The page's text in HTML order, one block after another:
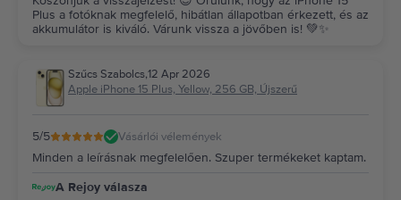
Ellenőrizze itt, hogy mely kártyákkal lehet az iPhone 15 Plus-t
részletfizetéssel megvásárolni.Élvezze a Rejoy.hu rendkívül kedvező
a jó ajánlatok gyorsan elkelnek!
Plus a fotóknak megfelelő, hibátlan állapotban érkezett, és az
akkumulátor is kiváló. Várunk vissza a jövőben is! 💚✨
Szűcs Szabolcs,12 Apr 2026
Apple iPhone 15 Plus, Yellow, 256 GB, Újszerű
5/5 Vásárlói vélemények
Minden a leírásnak megfelelően. Szuper termékeket kaptam.
A Rejoy válasza